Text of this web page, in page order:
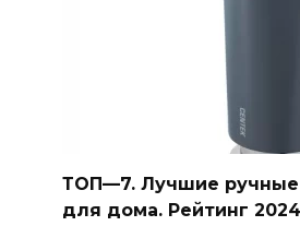
ТОП—7. Лучшие
для дома. Рейтинг